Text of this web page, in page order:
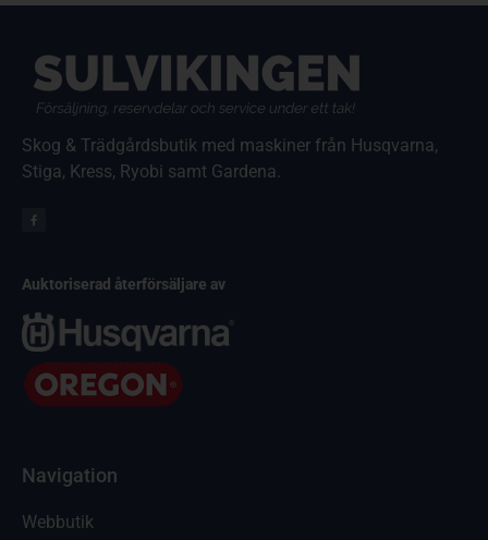
Skog & Trädgårdsbutik med maskiner från Husqvarna,
Stiga, Kress, Ryobi samt Gardena.
Auktoriserad återförsäljare av
Navigation
Webbutik